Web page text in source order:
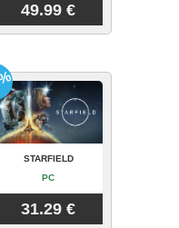
49.99 €
STARFIELD
PC
31.29 €